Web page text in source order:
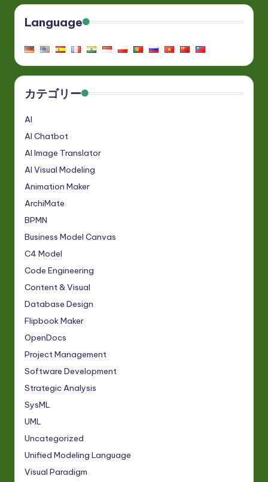
Language
カテゴリー
AI
AI Chatbot
AI Image Translator
AI Visual Modeling
Animation Maker
ArchiMate
BPMN
Business Model Canvas
C4 Model
Code Engineering
Content & Visual
Database Design
Flipbook Maker
OpenDocs
Project Management
Software Development
Strategic Analysis
SysML
UML
Uncategorized
Unified Modeling Language
Visual Paradigm